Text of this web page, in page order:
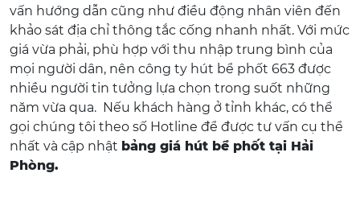
vấn hướng dẫn cũng như điều động nhân viên đến
khảo sát địa chỉ thông tắc cống nhanh nhất. Với mức
giá vừa phải, phù hợp với thu nhập trung bình của
mọi người dân, nên công ty hút bể phốt 663 được
nhiều người tin tưởng lựa chọn trong suốt những
năm vừa qua. Nếu khách hàng ở tỉnh khác, có thể
gọi chúng tôi theo số Hotline để được tư vấn cụ thể
nhất và cập nhật bảng giá hút bể phốt tại Hải
Phòng.